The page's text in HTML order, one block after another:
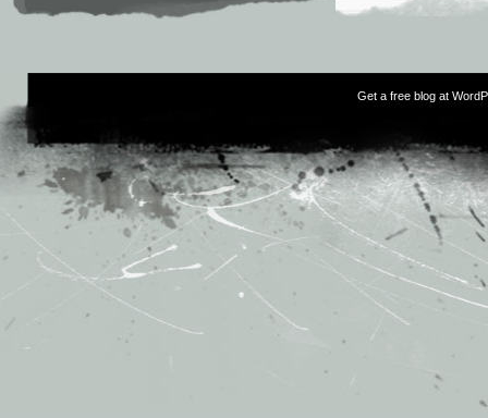
Get a free blog at